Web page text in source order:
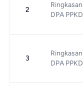
2
Ringkasan
DPA PPKD
3
Ringkasan
DPA PPKD